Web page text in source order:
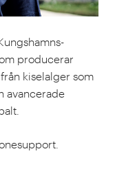
producerar
kiselalger som
avancerade